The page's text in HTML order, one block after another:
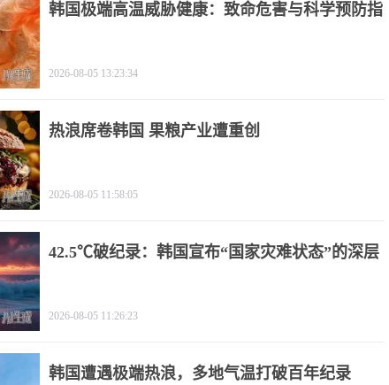
韩国极端高温威胁健康：致命危害与科学预防指
2026-08-05 13:23:34
热浪席卷韩国 果粮产业遭重创
2026-08-05 11:58:05
42.5℃破纪录：韩国宣布“国家灾难状态”的深层
2026-08-05 11:26:23
韩国遭遇极端热浪，多地气温打破百年纪录